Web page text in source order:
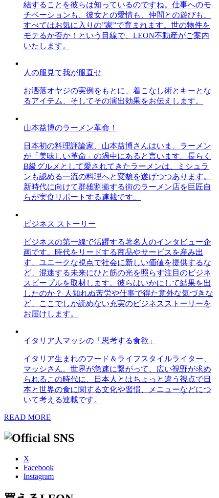
結することを彼らは知っているのですね。仕事へのモ
チベーションも、彼女との愛情も、仲間との遊びも、
すべてはお気に入りの”家”で育まれます。世の物件を
モテるか否か！という目線で、LEON不動産がご案内
いたします。
人の服見て我が服直せ
お洒落オヤジの実例をもとに、着こなし術とキーとな
るアイテム、そしてその演出効果をお伝えします。
山本益博のラーメン革命！
日本初の料理評論家、山本益博さんはいま、ラーメン
が「美味しい革命」の渦中にあると言います。長らく
B級グルメとして愛されてきたラーメンは、ミシュラ
ンも認める一流の料理へと変貌を遂げつつあります。
新時代に向けて群雄割拠する街のラーメン店を巨匠自
らが実食リポートする連載です。
ビジネス ストーリー
ビジネスの第一線で活躍する著名人のインタビュー企
画です。時代をリードする商品やサービスを産み出
す、ユニークな視点で社会に新しい価値を提供するな
ど、混迷する未来にひと筋の光を照らす注目のビジネ
スピープルを取材します。彼らはいかにして結果を出
したのか？ 人知れぬ苦労や仕事で得た意外な気づきな
ど、ここでしか読めない充実のビジネスストーリーを
お届けします。
イタリア人マッシの「思考する食欲」
イタリア生まれのフード＆ライフスタイルライター、
マッシさん。世界が急速に繋がって、広い視野が求め
られるこの時代に、日本人とはちょっと違う視点で日
本と世界の食に関する文化や習慣、メニューなどにつ
いて考える連載です。
READ MORE
X
Facebook
Instagram